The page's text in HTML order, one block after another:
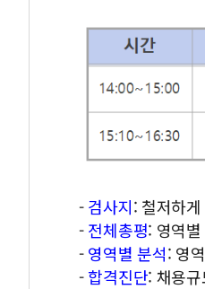
-검사지: 철저하
-전체총평: 영역
-영역별 분석: 영
-합격진단: 채용